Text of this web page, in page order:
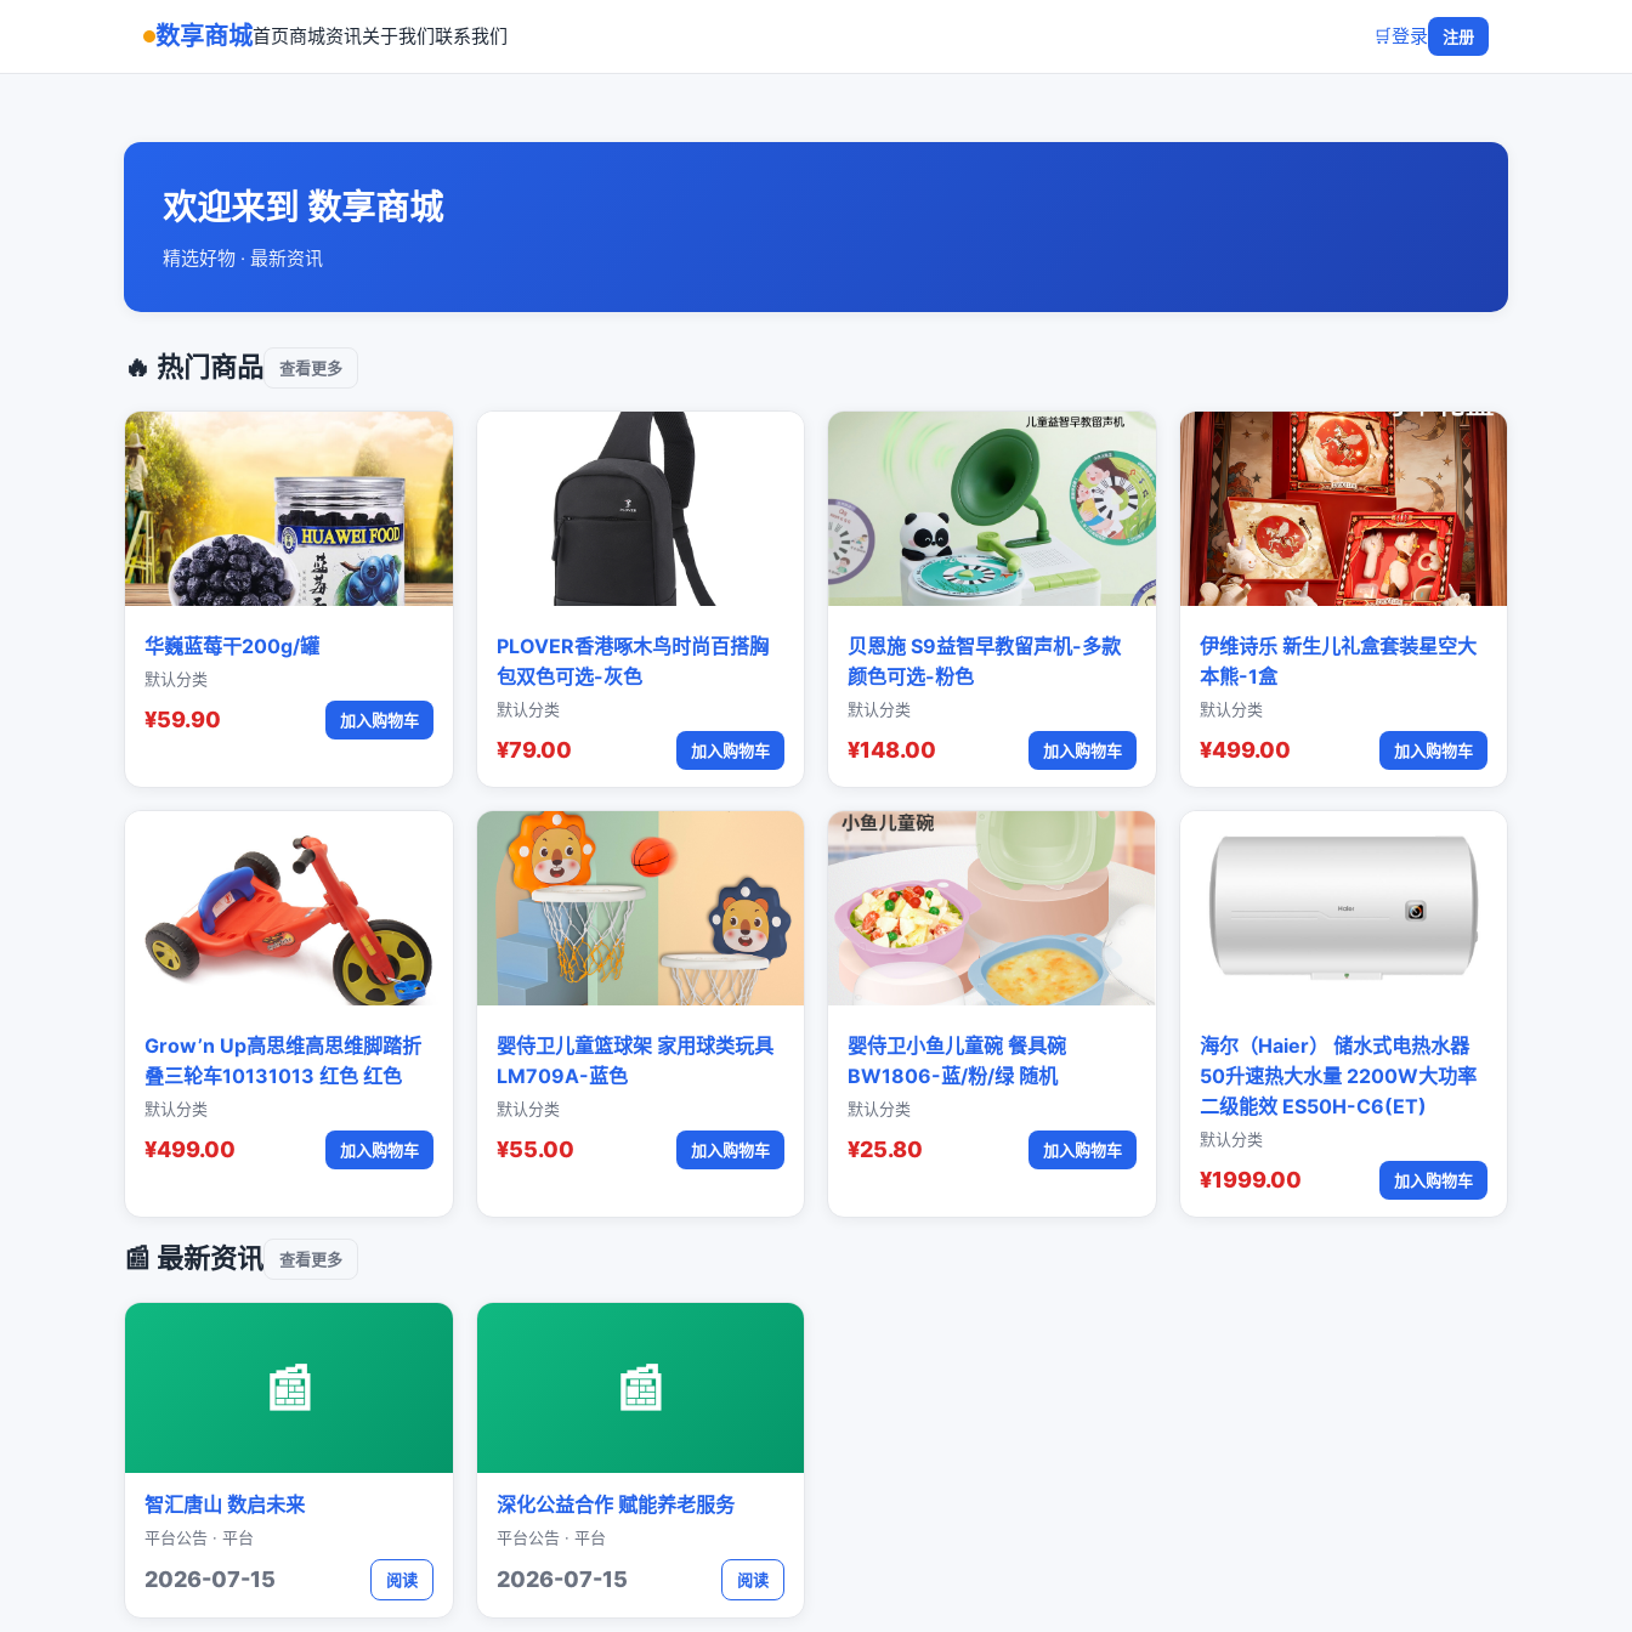
数享商城首页商城资讯关于我们联系我们 🛒登录 注册
欢迎来到 数享商城
精选好物 · 最新资讯
🔥 热门商品 查看更多
华巍蓝莓干200g/罐
默认分类
¥59.90 加入购物车
PLOVER香港啄木鸟时尚百搭胸
包双色可选-灰色
默认分类
¥79.00 加入购物车
贝恩施 S9益智早教留声机-多款
颜色可选-粉色
默认分类
¥148.00 加入购物车
伊维诗乐 新生儿礼盒套装星空大
本熊-1盒
默认分类
¥499.00 加入购物车
Grow’n Up高思维高思维脚踏折
叠三轮车10131013 红色 红色
默认分类
¥499.00 加入购物车
婴侍卫儿童篮球架 家用球类玩具
LM709A-蓝色
默认分类
¥55.00 加入购物车
婴侍卫小鱼儿童碗 餐具碗
BW1806-蓝/粉/绿 随机
默认分类
¥25.80 加入购物车
海尔（Haier） 储水式电热水器
50升速热大水量 2200W大功率
二级能效 ES50H-C6(ET)
默认分类
¥1999.00 加入购物车
📰 最新资讯 查看更多
📰
智汇唐山 数启未来
平台公告 · 平台
2026-07-15 阅读
📰
深化公益合作 赋能养老服务
平台公告 · 平台
2026-07-15 阅读